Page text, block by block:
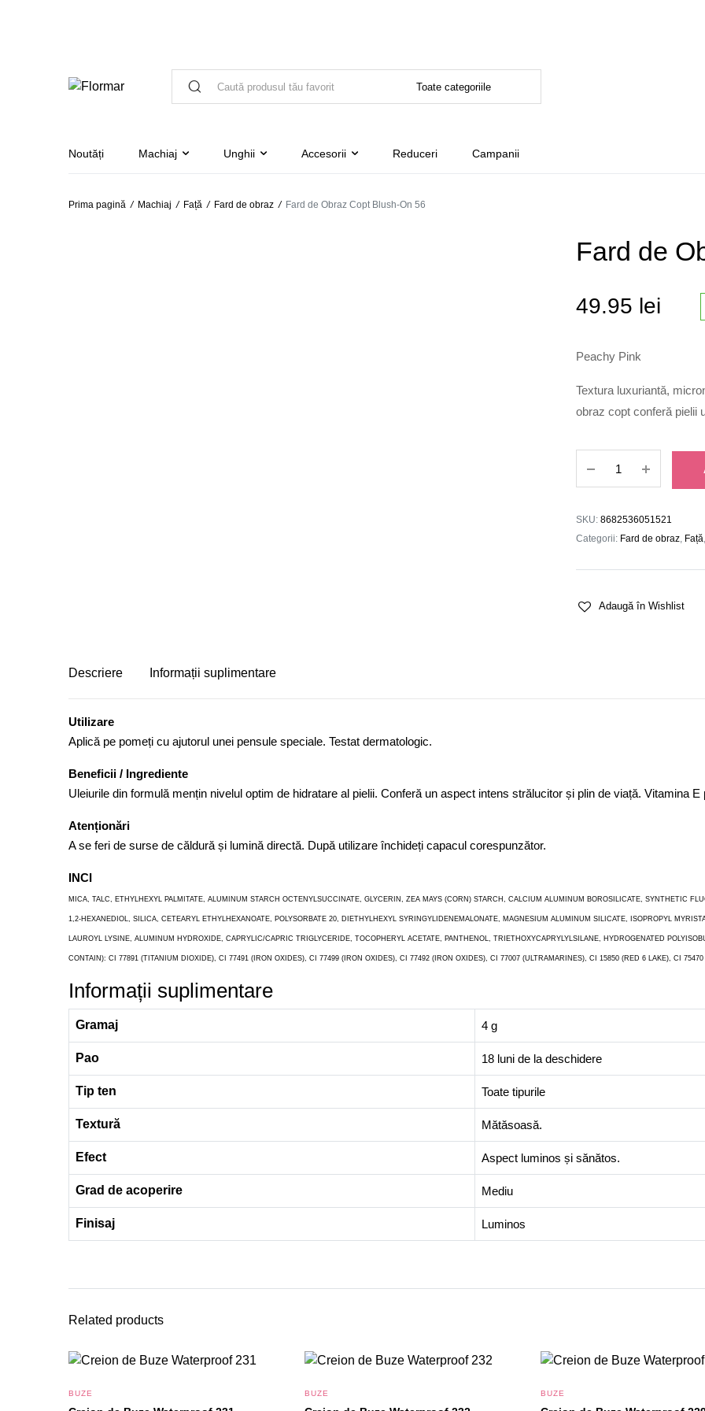
Noutăți Machiaj Unghii Accesorii Reduceri Campanii
Prima pagină / Machiaj / Față / Fard de obraz / Fard de Obraz Copt Blush-On 56
Fard de
49.95 lei
Peachy Pink
Textura luxuriantă,
obraz copt conferă pielii
Copt
Blush-
56
SKU: 8682536051521
Categorii: Fard de obraz Față
Adaugă în Wishlist
Descriere Informații suplimentare
Utilizare
Aplică pe pomeți cu ajutorul unei pensule speciale. Testat dermatologic.
Beneficii / Ingrediente
Uleiurile din formulă mențin nivelul optim de hidratare al pielii. Conferă un aspect intens strălucitor și plin de viață. Vitamina
Atenționări
A se feri de surse de căldură și lumină directă. După utilizare închideți capacul corespunzător.
INCI
MICA, TALC, ETHYLHEXYL PALMITATE, ALUMINUM STARCH OCTENYLSUCCINATE, GLYCERIN, ZEA MAYS (CORN) STARCH, CALCIUM ALUMINUM BOROSILICATE, SYNTHETIC
1,2-HEXANEDIOL, SILICA, CETEARYL ETHYLHEXANOATE, POLYSORBATE 20, DIETHYLHEXYL SYRINGYLIDENEMALONATE, MAGNESIUM ALUMINUM SILICATE, ISOPROPYL
LAUROYL LYSINE, ALUMINUM HYDROXIDE, CAPRYLIC/CAPRIC TRIGLYCERIDE, TOCOPHERYL ACETATE, PANTHENOL, TRIETHOXYCAPRYLYLSILANE, HYDROGENATED
CONTAIN): CI 77891 (TITANIUM DIOXIDE), CI 77491 (IRON OXIDES), CI 77499 (IRON OXIDES), CI 77492 (IRON OXIDES), CI 77007 (ULTRAMARINES), CI 15850 (RED 6 LAKE), CI
Informații suplimentare
Gramaj 4 g
Pao 18 luni de la deschidere
Tip ten Toate tipurile
Textură Mătăsoasă.
Efect Aspect luminos și sănătos.
Grad de acoperire Mediu
Finisaj Luminos
Related products
BUZE BUZE BUZE